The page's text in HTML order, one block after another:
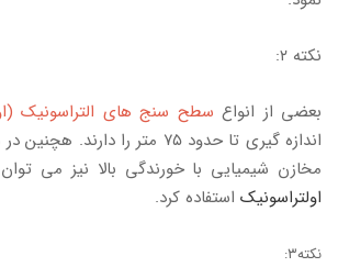
نکته ۲:
بعضی از انواع سطح سنج های التراسونیک
اندازه گیری تا حدود ۷۵ متر را
مخازن شیمیایی با خورندگی بالا نیز می
اولتراسونیک استفاده کرد.
نکته۳: